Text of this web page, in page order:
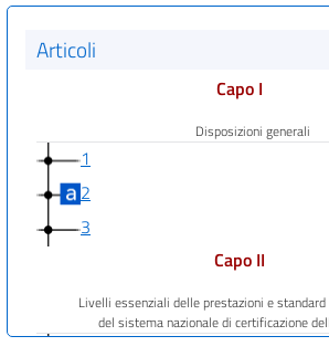
Articoli
Capo I
Disposizioni generali
1
2
3
Capo II
Livelli essenziali delle prestazioni e
del sistema nazionale di certificazione